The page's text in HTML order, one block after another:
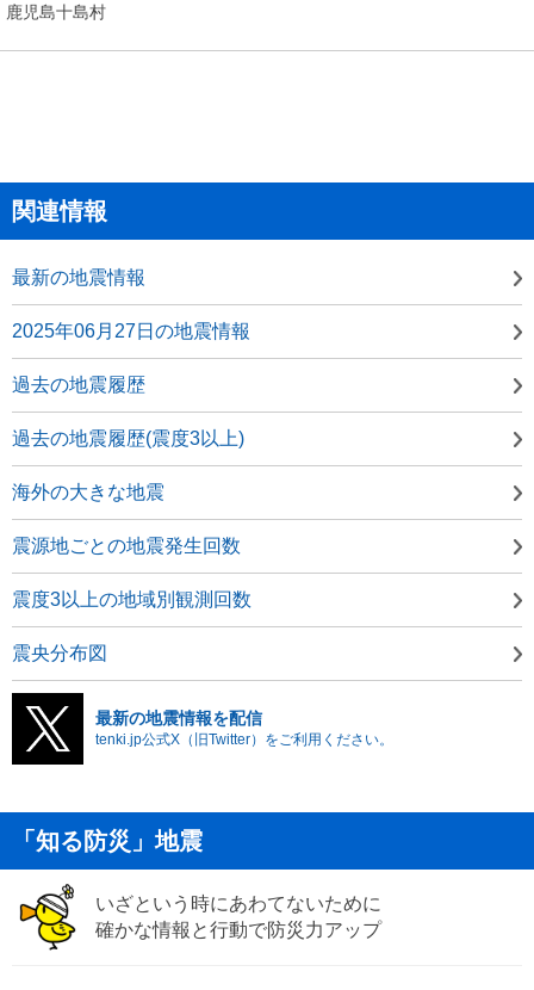
鹿児島十島村
関連情報
最新の地震情報
2025年06月27日の地震情報
過去の地震履歴
過去の地震履歴(震度3以上)
海外の大きな地震
震源地ごとの地震発生回数
震度3以上の地域別観測回数
震央分布図
最新の地震情報を配信
tenki.jp公式X（旧Twitter）をご利用ください。
「知る防災」地震
いざという時にあわてないために
確かな情報と行動で防災力アップ